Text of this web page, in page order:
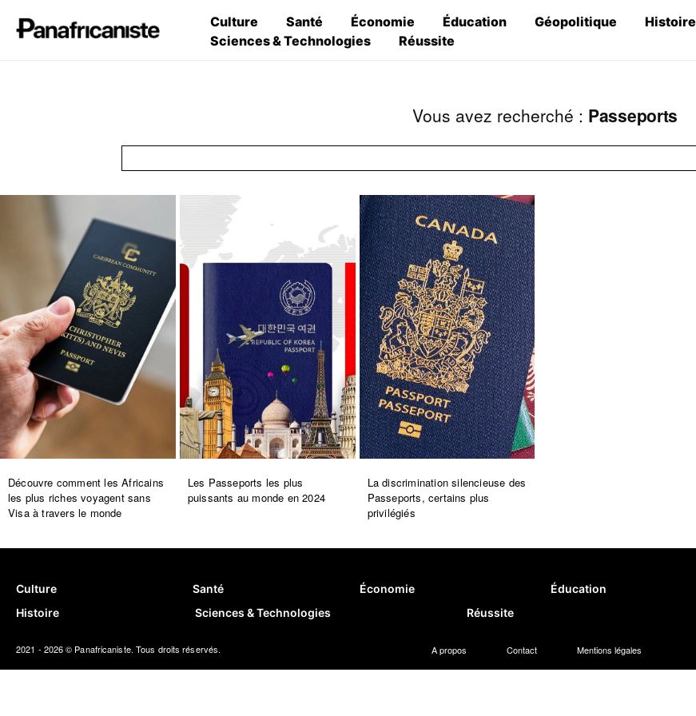
Culture Santé Économie Éducation Géopolitique
Histoire
Sciences & Technologies
Réussite
Vous avez recherché : Passeports
Découvre comment les Africains
les plus riches voyagent sans
Visa à travers le monde
Les Passeports les plus
puissants au monde en 2024
La discrimination silencieuse des
Passeports, certains plus
privilégiés
Culture Santé Économie Éducation
Histoire
Sciences & Technologies Réussite
2021 - 2026 © Panafricaniste. Tous droits réservés. A propos Contact Mentions légales